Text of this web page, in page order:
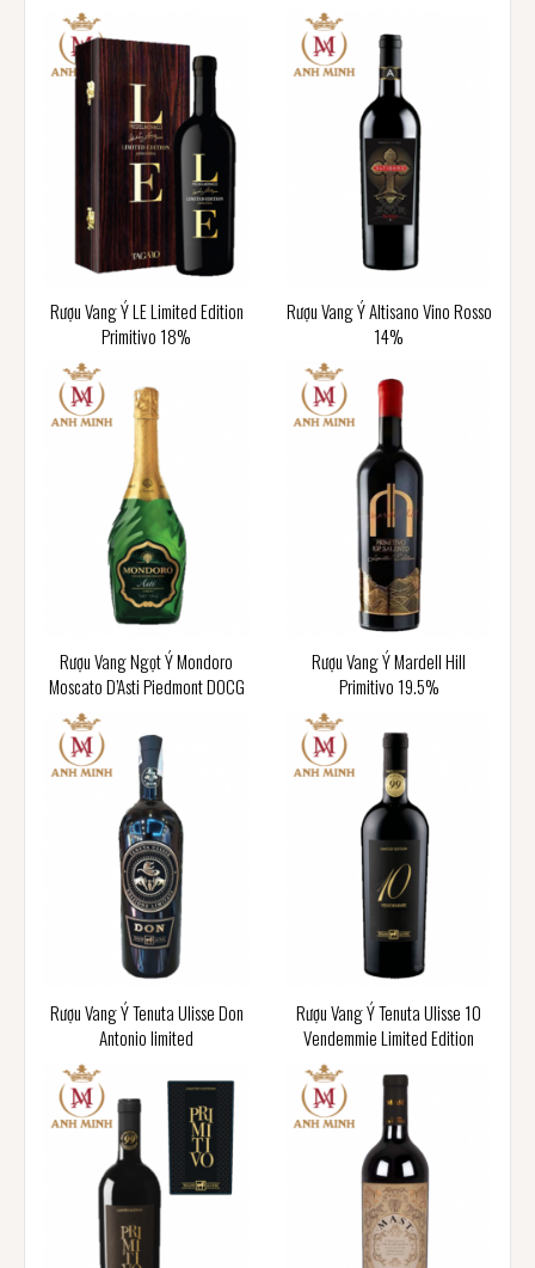
Rượu Vang Ý LE Limited Edition
Primitivo 18%
Rượu Vang Ý Altisano Vino Rosso
14%
Rượu Vang Ngọt Ý Mondoro
Moscato D’Asti Piedmont DOCG
Rượu Vang Ý Mardell Hill
Primitivo 19.5%
Rượu Vang Ý Tenuta Ulisse Don
Antonio limited
Rượu Vang Ý Tenuta Ulisse 10
Vendemmie Limited Edition